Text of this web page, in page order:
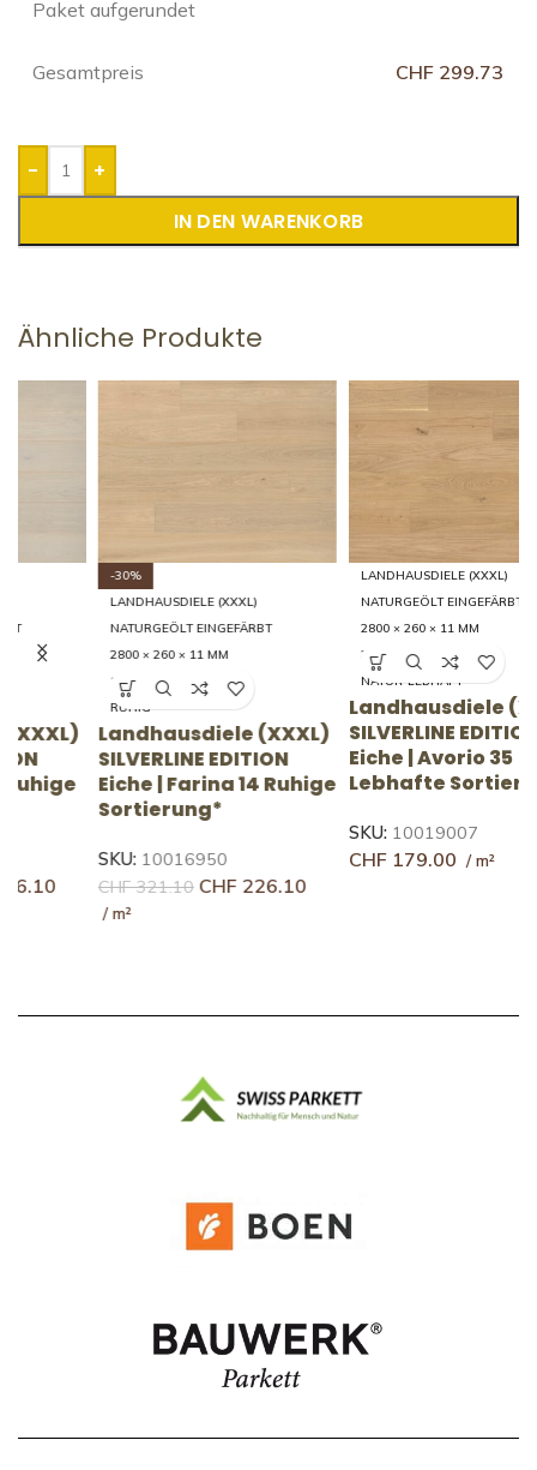
Paket aufgerundet
Gesamtpreis CHF 299.73
-
+
IN DEN WARENKORB
Ähnliche Produkte
LANDHAUSDIELE (XXXL)
NATURGEÖLT EINGEFÄRBT
2800 × 260 × 11 MM
Landhausdiele (XXXL)
SILVERLINE EDITION
Eiche | Farina 14 Ruhige
Sortierung*
10016950
CHF
321.10 CHF226.10
LANDHAUSDIELE (XXXL)
NATURGEÖLT EINGEFÄRBT
2800 × 260 × 11 MM
NATUR-LEBHAFT
Landhausdiele (XXXL)
SILVERLINE EDITION
Eiche | Avorio 35
Lebhafte Sortierung
10019007
179.00